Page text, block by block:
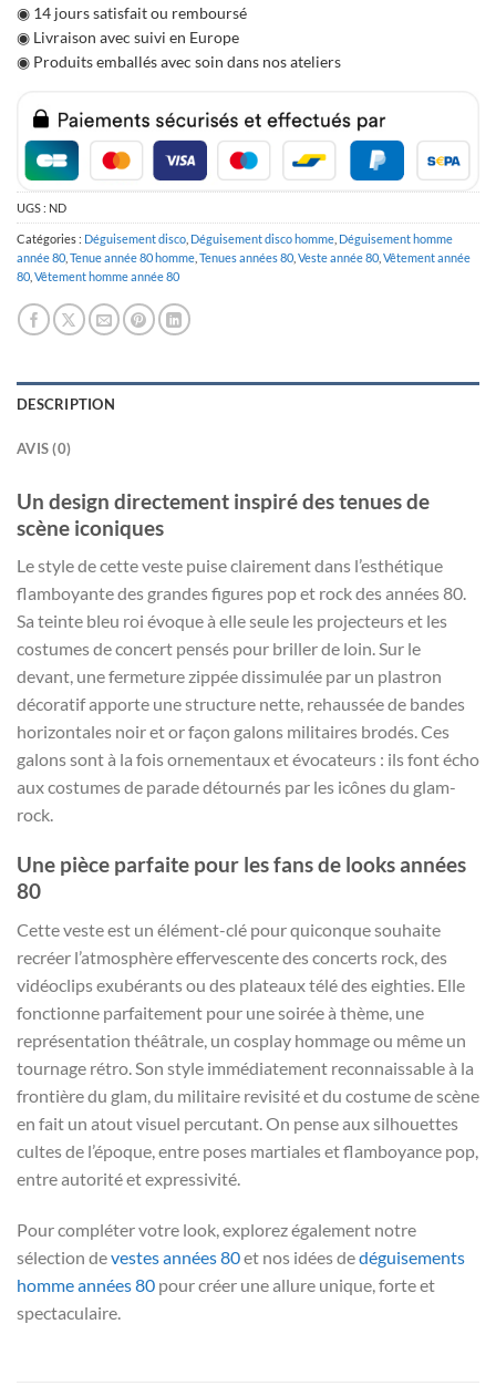
◉ 14 jours satisfait ou remboursé
◉ Livraison avec suivi en Europe
◉ Produits emballés avec soin dans nos ateliers
UGS : ND
Catégories : Déguisement disco Déguisement disco homme Déguisement homme
année 80 Tenue année 80 homme Tenues années 80 Veste année 80 Vêtement année
80 Vêtement homme année 80
DESCRIPTION
AVIS (0)
Un design directement inspiré des tenues de
scène iconiques
Le style de cette veste puise clairement dans l’esthétique
flamboyante des grandes figures pop et rock des années 80.
Sa teinte bleu roi évoque à elle seule les projecteurs et les
costumes de concert pensés pour briller de loin. Sur le
devant, une fermeture zippée dissimulée par un plastron
décoratif apporte une structure nette, rehaussée de bandes
horizontales noir et or façon galons militaires brodés. Ces
galons sont à la fois ornementaux et évocateurs : ils font écho
aux costumes de parade détournés par les icônes du glam-
rock.
Une pièce parfaite pour les fans de looks années
80
Cette veste est un élément-clé pour quiconque souhaite
recréer l’atmosphère effervescente des concerts rock, des
vidéoclips exubérants ou des plateaux télé des eighties. Elle
fonctionne parfaitement pour une soirée à thème, une
représentation théâtrale, un cosplay hommage ou même un
tournage rétro. Son style immédiatement reconnaissable à la
frontière du glam, du militaire revisité et du costume de scène
en fait un atout visuel percutant. On pense aux silhouettes
cultes de l’époque, entre poses martiales et flamboyance pop,
entre autorité et expressivité.
Pour compléter votre look, explorez également notre
sélection devestes années 80et nos idées dedéguisements
homme années 80 pour créer une allure unique, forte et
spectaculaire.